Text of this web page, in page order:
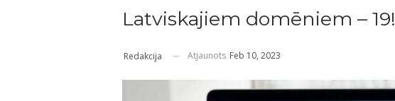
Latviskajiem domēniem – 19!
Redakcija Atjaunots Feb 10, 2023